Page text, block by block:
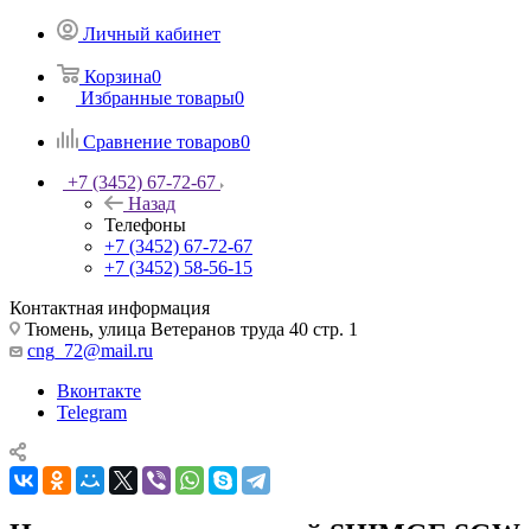
Личный кабинет
Корзина0
Избранные товары0
Сравнение товаров0
+7 (3452) 67-72-67
Назад
Телефоны
+7 (3452) 67-72-67
+7 (3452) 58-56-15
Контактная информация
Тюмень, улица Ветеранов труда 40 стр. 1
cng_72@mail.ru
Вконтакте
Telegram